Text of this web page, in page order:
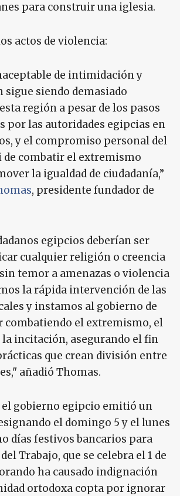
para construir una iglesia.
actos de violencia:
de intimidación y
siendo demasiado
región a pesar de los pasos
por las autoridades egipcias en
y el compromiso personal del
de combatir el extremismo
la igualdad de ciudadanía,”
, presidente fundador de
egipcios deberían ser
cualquier religión o creencia
temor a amenazas o violencia
la rápida intervención de las
y instamos al gobierno de
combatiendo el extremismo, el
incitación, asegurando el fin
que crean división entre
añadió Thomas.
el gobierno egipcio emitió un
el domingo 5 y el lunes
días festivos bancarios para
Trabajo, que se celebra el 1 de
ha causado indignación
ortodoxa copta por ignorar